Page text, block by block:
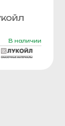
В наличии